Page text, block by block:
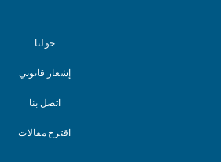
حولنا
إشعار قانوني
اتصل بنا
اقترح مقالات